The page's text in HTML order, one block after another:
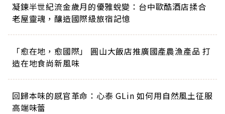
凝鍊半世紀流金歲月的優雅蛻變：台中歐酷酒店揉合
老屋靈魂，釀造國際級旅宿記憶
「愈在地，愈國際」 圓山大飯店推廣國產農漁產品 打
造在地食尚新風味
回歸本味的感官革命：心泰 GLin 如何用自然風土征服
高端味蕾